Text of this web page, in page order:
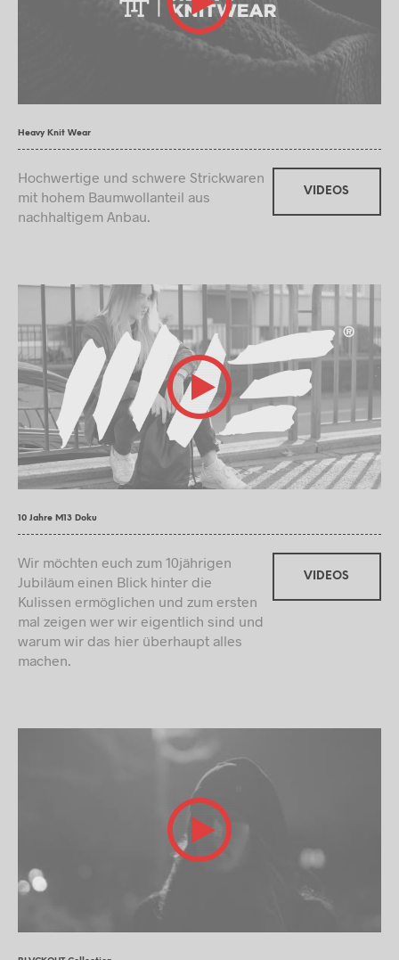
Heavy Knit Wear
Hochwertige und schwere Strickwaren
mit hohem Baumwollanteil aus
nachhaltigem Anbau.
VIDEOS
10 Jahre M13 Doku
Wir möchten euch zum 10jährigen
Jubiläum einen Blick hinter die
Kulissen ermöglichen und zum ersten
mal zeigen wer wir eigentlich sind und
warum wir das hier überhaupt alles
machen.
VIDEOS